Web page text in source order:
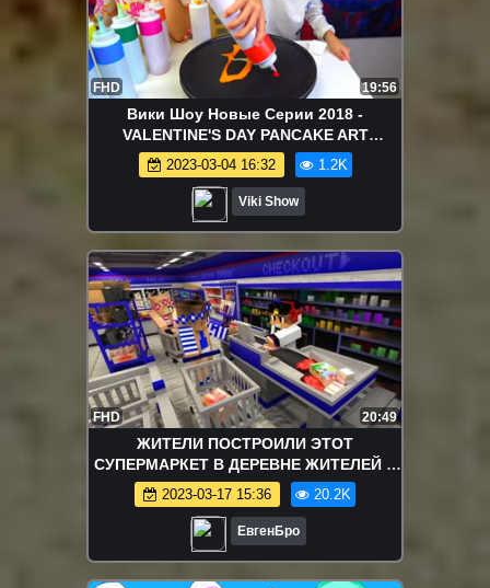
FHD 19:56
Вики Шоу Новые Серии 2018 -
VALENTINE'S DAY PANCAKE ART
CHALLENGE Блинный ЧЕЛЛЕНДЖ На
День Всех Влюбленных / Вики Шоу
2023-03-04 16:32 1.2K
Viki Show
FHD 20:49
ЖИТЕЛИ ПОСТРОИЛИ ЭТОТ
СУПЕРМАРКЕТ В ДЕРЕВНЕ ЖИТЕЛЕЙ В
МАЙНКРАФТ! ТРОЛЛИНГ ЛОВУШКА
MINECRAFT СЕРИАЛ
2023-03-17 15:36 20.2K
ЕвгенБро